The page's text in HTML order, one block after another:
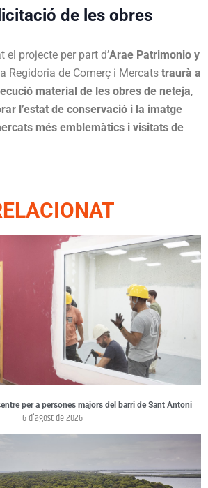
de les obres
el projecte per part d’Arae Patrimonio y
Regidoria de Comerç i Mercats traurà a
material de les obres de neteja,
l’estat de conservació i la imatge
més emblemàtics i visitats de
per a persones majors del barri de Sant Antoni
6 d'agost de 2026